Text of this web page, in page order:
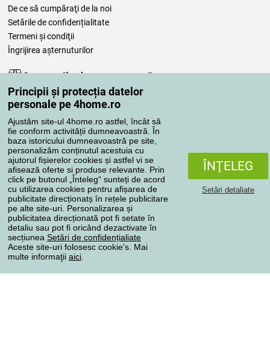
Principii și protecția datelor
personale pe 4home.ro
Ajustăm site-ul 4home.ro astfel, încât să
fie conform activității dumneavoastră. În
baza istoricului dumneavoastră pe site,
personalizăm conținutul acestuia cu
ajutorul fișierelor cookies și astfel vi se
afisează oferte si produse relevante. Prin
click pe butonul „Înteleg“ sunteți de acord
cu utilizarea cookies pentru afișarea de
publicitate direcționatș în rețele publicitare
pe alte site-uri. Personalizarea și
publicitatea direcționată pot fi setate în
detaliu sau pot fi oricând dezactivate în
secțiunea Setări de confidențialiate
Aceste site-uri folosesc cookie's. Mai
multe informaţii aici
ÎNŢELEG
Setări detaliate
De ce să cumpăraţi de la noi
Setările de confidențialitate
Termeni şi condiţii
Îngrijirea așternuturilor
Comenzile dumneavoastră
Contul meu
Revizuirea comenzilor
Reclamaţii
Retragere de la contract
Regulile de procesare a recenziilor
Metode de transport
Metode de plată